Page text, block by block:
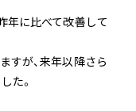
年に比べて改善して
すが、来年以降さら
た。